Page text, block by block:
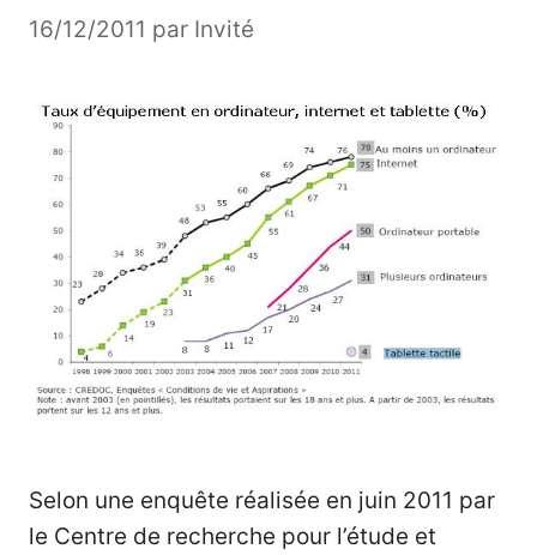
16/12/2011 par Invité
Selon une enquête réalisée en juin 2011 par
le Centre de recherche pour l’étude et